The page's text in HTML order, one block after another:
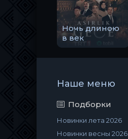
Ночь длиною
в век
Наше меню
Подборки
Новинки лета 2026
Новинки весны 2026